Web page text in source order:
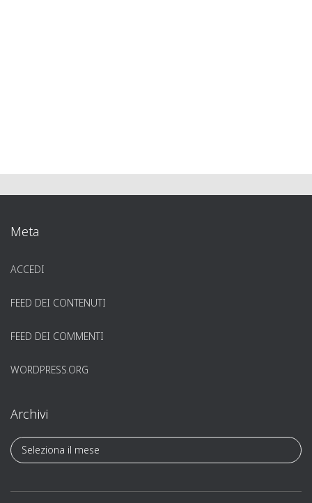
Meta
ACCEDI
FEED DEI CONTENUTI
FEED DEI COMMENTI
WORDPRESS.ORG
Archivi
A
r
h